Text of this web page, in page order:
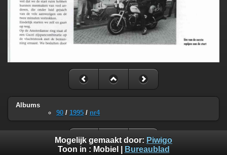
Albums
90 / 1995 / nr4
Mogelijk gemaakt door: Piwigo
Toon in : Mobiel Bureaublad